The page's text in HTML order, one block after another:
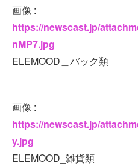
画像 :
https://newscast.jp/
nMP7.jpg
ELEMOOD＿バック類
画像 :
https://newscast.jp/
y.jpg
ELEMOOD_雑貨類